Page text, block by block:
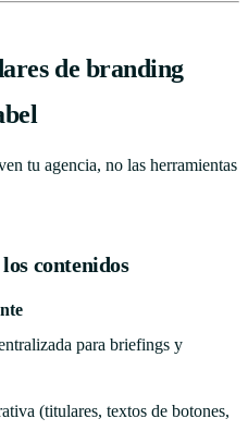
de branding
tu agencia, no las herramientas
contenidos
para briefings y
(titulares, textos de botones,